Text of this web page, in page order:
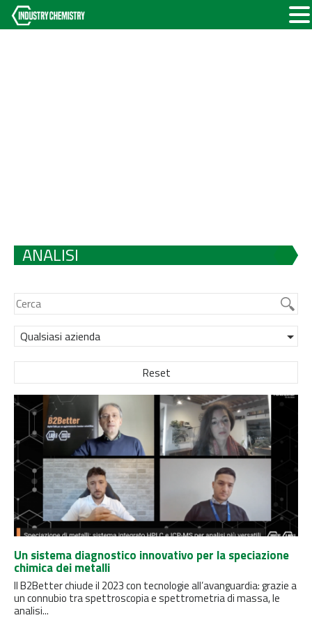
ANALISI
Qualsiasi azienda
Reset
Un sistema diagnostico innovativo per la speciazione
chimica dei metalli
Il B2Better chiude il 2023 con tecnologie all’avanguardia: grazie a
un connubio tra spettroscopia e spettrometria di massa, le
analisi...